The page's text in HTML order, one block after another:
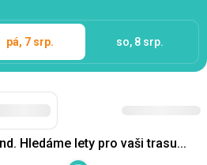
Hledáme lety pro vaši trasu...